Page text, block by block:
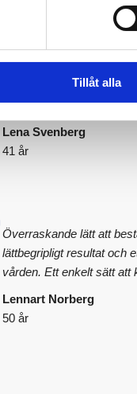
Tillåt alla
Självadministrerat,
veta står på sidan,
se resultaten, alla
var endast ett värde
kolla upp!
Lena Svenberg
41 år
Överraskande lätt att
lättbegripligt resultat och
vården. Ett enkelt sätt att
Lennart Norberg
50 år